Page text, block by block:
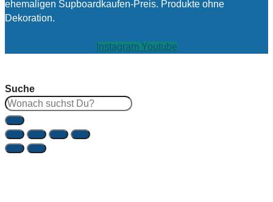
ehemaligen Supboardkaufen-Preis. Produkte ohne
Dekoration.
Instagram Youtube
Suche